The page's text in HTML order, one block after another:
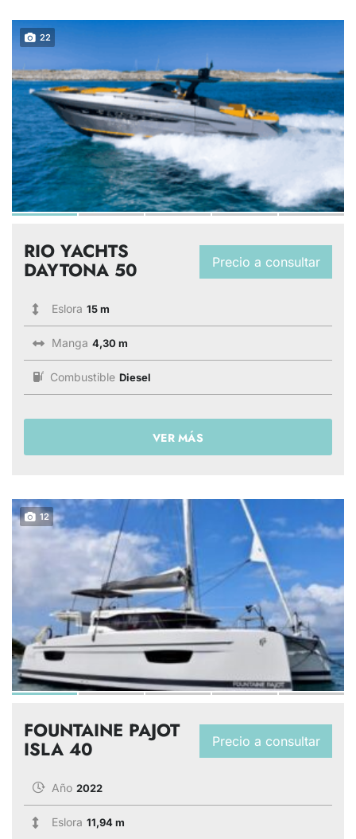
22
Precio a consultar
RIO YACHTS
DAYTONA 50
Eslora 15 m
Manga 4,30 m
Combustible Diesel
VER MÁS
12
Precio a consultar
FOUNTAINE PAJOT
ISLA 40
Año 2022
Eslora 11,94 m